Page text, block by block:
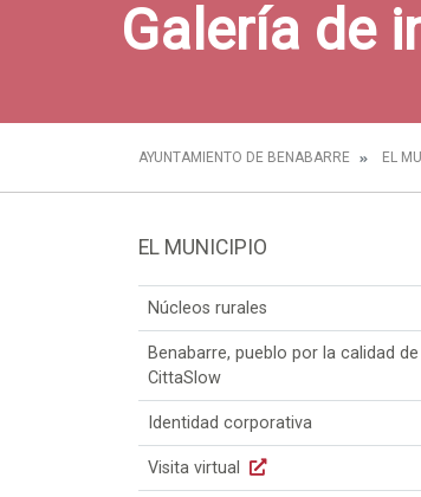
Galería de
AYUNTAMIENTO DE BENABARRE EL
EL MUNICIPIO
Núcleos rurales
Benabarre, pueblo por la calidad de
CittaSlow
Identidad corporativa
Visita virtual